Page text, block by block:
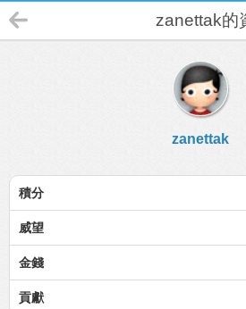
zanettak的
zanettak
積分
威望
金錢
貢獻